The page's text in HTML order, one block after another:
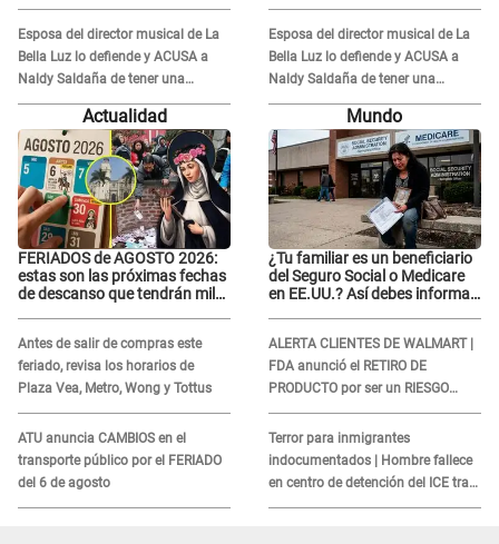
Esposa del director musical de La
Bella Luz lo defiende y ACUSA a
Naldy Saldaña de tener una
relación con él y otros integrantes
Esposa del director musical de La
Bella Luz lo defiende y ACUSA a
Naldy Saldaña de tener una
relación con él y otros integrantes
Actualidad
FERIADOS de AGOSTO 2026:
estas son las próximas fechas
de descanso que tendrán miles
Antes de salir de compras este
feriado, revisa los horarios de
Plaza Vea, Metro, Wong y Tottus
ATU anuncia CAMBIOS en el
transporte público por el FERIADO
del 6 de agosto
Mundo
¿Tu familiar es un beneficiario
del Seguro Social o Medicare
en EE.UU.? Así debes informar
ALERTA CLIENTES DE WALMART |
FDA anunció el RETIRO DE
PRODUCTO por ser un RIESGO
MORTAL para consumidores: ¿Cuál
es?
Terror para inmigrantes
indocumentados | Hombre fallece
en centro de detención del ICE tras
sufrir una "emergencia médica"